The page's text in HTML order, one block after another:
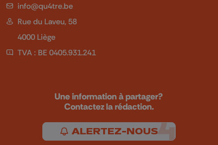
info@qu4tre.be
Rue du Laveu, 58
4000 Liège
TVA : BE 0405.931.241
Une information à partager?
Contactez la rédaction.
ALERTEZ-NOUS